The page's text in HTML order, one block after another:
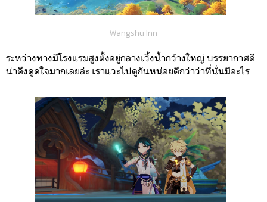
Wangshu Inn
ระหว่างทางมีโรงแรมสูงตั้งอยู่กลางเวิ้งน้ำกว้างใหญ่ บรรยากาศดี
น่าดึงดูดใจมากเลยล่ะ เราแวะไปดูกันหน่อยดีกว่าว่าที่นั่นมีอะไร